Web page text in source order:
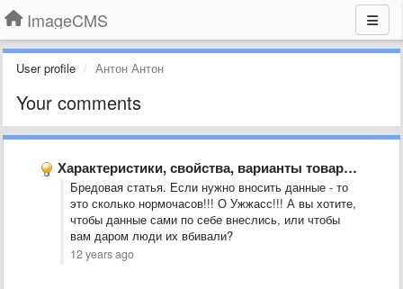
ImageCMS
User profile Антон Антон
Your comments
Характеристики, свойства, варианты товаров - решение системной проблемы
Бредовая статья. Если нужно вносить данные - то
это сколько нормочасов!!! О Ужжасс!!! А вы хотите,
чтобы данные сами по себе внеслись, или чтобы
вам даром люди их вбивали?
12 years ago